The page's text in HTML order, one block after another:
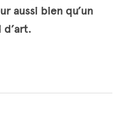
aussi bien qu’un